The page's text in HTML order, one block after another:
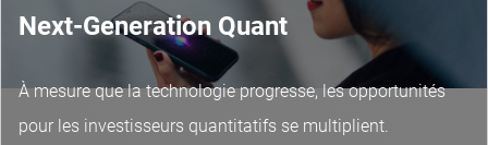
Next-Generation Quant
À mesure que la technologie progresse, les opportunités
pour les investisseurs quantitatifs se multiplient.